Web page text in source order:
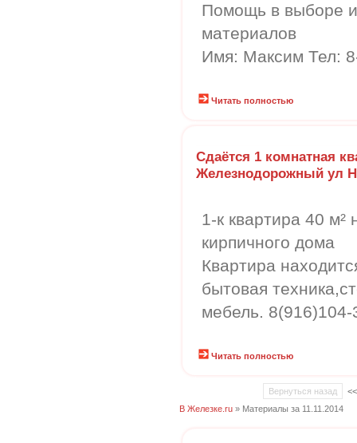
Помощь в выборе и
материалов
Имя: Максим Тел:
Читать полностью
Сдаётся 1 комнатная
Железнодорожный ул
1-к квартира 40 м²
кирпичного дома
Квартира
бытовая
мебель. 8(916)104-
Читать полностью
Вернуться назад
В Железке.ru » Материалы за 11.11.2014